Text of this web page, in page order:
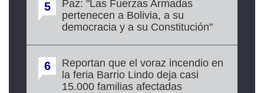
5
Paz: "Las Fuerzas Armadas
pertenecen a Bolivia, a su
democracia y a su Constitución"
6
Reportan que el voraz incendio en
la feria Barrio Lindo deja casi
15.000 familias afectadas